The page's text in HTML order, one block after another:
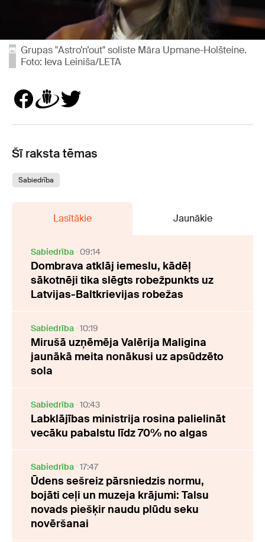
Grupas "Astro’n’out" soliste Māra Upmane-Holšteine.
Foto: Ieva Leiniša/LETA
Šī raksta tēmas
Sabiedrība
Lasītākie Jaunākie
Sabiedrība 09:14
Dombrava atklāj iemeslu, kādēļ
sākotnēji tika slēgts robežpunkts uz
Latvijas-Baltkrievijas robežas
Sabiedrība 10:19
Mirušā uzņēmēja Valērija Maligina
jaunākā meita nonākusi uz apsūdzēto
sola
Sabiedrība 10:43
Labklājības ministrija rosina palielināt
vecāku pabalstu līdz 70% no algas
Sabiedrība 17:47
Ūdens sešreiz pārsniedzis normu,
bojāti ceļi un muzeja krājumi: Talsu
novads piešķir naudu plūdu seku
novēršanai